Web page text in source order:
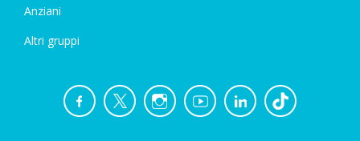
Anziani
Altri gruppi